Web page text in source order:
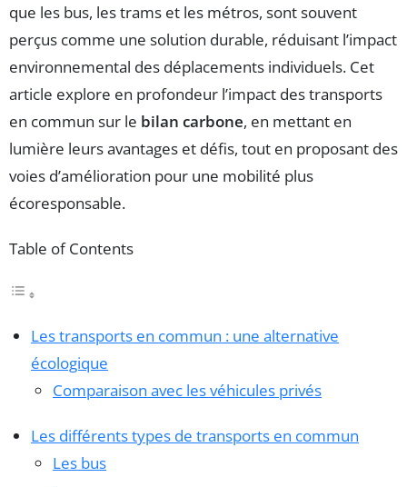
que les bus, les trams et les métros, sont souvent
perçus comme une solution durable, réduisant l’impact
environnemental des déplacements individuels. Cet
article explore en profondeur l’impact des transports
en commun sur le bilan carbone, en mettant en
lumière leurs avantages et défis, tout en proposant des
voies d’amélioration pour une mobilité plus
écoresponsable.
Table of Contents
Les transports en commun : une alternative
écologique
Comparaison avec les véhicules privés
Les différents types de transports en commun
Les bus